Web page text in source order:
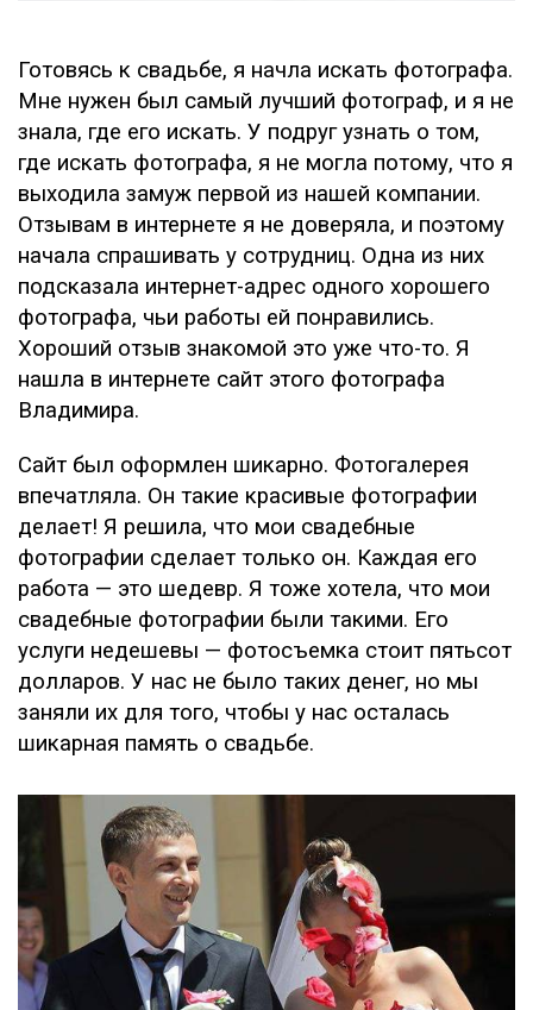
Готовясь к свадьбе, я начла искать фотографа.
Мне нужен был самый лучший фотограф, и я не
знала, где его искать. У подруг узнать о том,
где искать фотографа, я не могла потому, что я
выходила замуж первой из нашей компании.
Отзывам в интернете я не доверяла, и поэтому
начала спрашивать у сотрудниц. Одна из них
подсказала интернет-адрес одного хорошего
фотографа, чьи работы ей понравились.
Хороший отзыв знакомой это уже что-то. Я
нашла в интернете сайт этого фотографа
Владимира.
Сайт был оформлен шикарно. Фотогалерея
впечатляла. Он такие красивые фотографии
делает! Я решила, что мои свадебные
фотографии сделает только он. Каждая его
работа — это шедевр. Я тоже хотела, что мои
свадебные фотографии были такими. Его
услуги недешевы — фотосъемка стоит пятьсот
долларов. У нас не было таких денег, но мы
заняли их для того, чтобы у нас осталась
шикарная память о свадьбе.